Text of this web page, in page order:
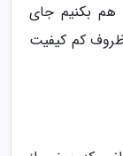
هم بکنیم جای
کم کیفیت